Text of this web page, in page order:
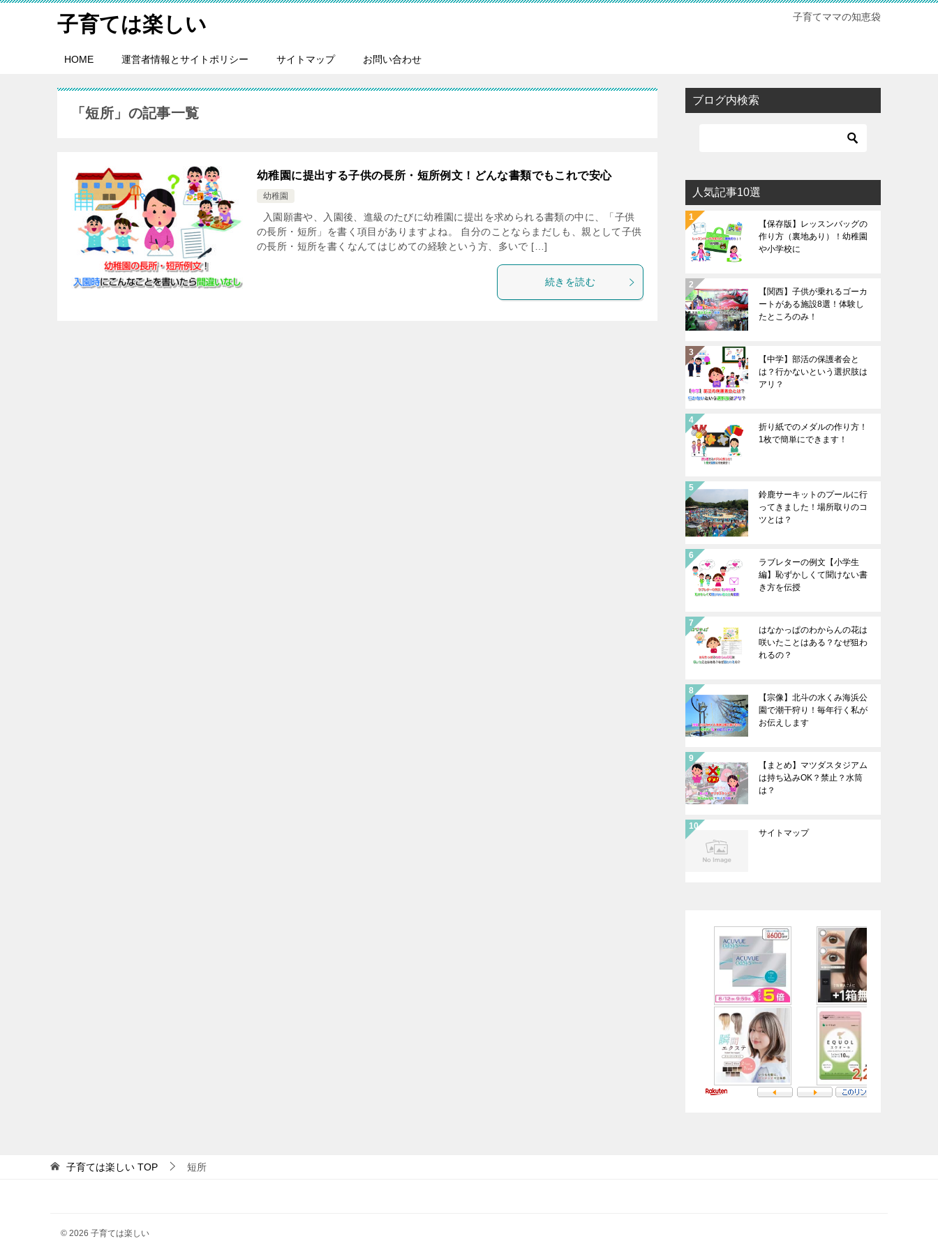
子育ては楽しい 子育てママの知恵袋
HOME 運営者情報とサイトポリシー サイトマップ お問い合わせ
「短所」の記事一覧
幼稚園に提出する子供の長所・短所例文！どんな書類でもこれで安心
幼稚園
入園願書や、入園後、進級のたびに幼稚園に提出を求められる書類の中に、「子供
の長所・短所」を書く項目がありますよね。 自分のことならまだしも、親として子供
の長所・短所を書くなんてはじめての経験という方、多いで […]
続きを読む
ブログ内検索
人気記事10選
【保存版】レッスンバッグの
作り方（裏地あり）！幼稚園
や小学校に
【関西】子供が乗れるゴーカ
ートがある施設8選！体験し
たところのみ！
【中学】部活の保護者会と
は？行かないという選択肢は
アリ？
折り紙でのメダルの作り方！
1枚で簡単にできます！
鈴鹿サーキットのプールに行
ってきました！場所取りのコ
ツとは？
ラブレターの例文【小学生
編】恥ずかしくて聞けない書
き方を伝授
はなかっぱのわからんの花は
咲いたことはある？なぜ狙わ
れるの？
【宗像】北斗の水くみ海浜公
園で潮干狩り！毎年行く私が
お伝えします
【まとめ】マツダスタジアム
は持ち込みOK？禁止？水筒
は？
サイトマップ
子育ては楽しい TOP 短所
© 2026 子育ては楽しい